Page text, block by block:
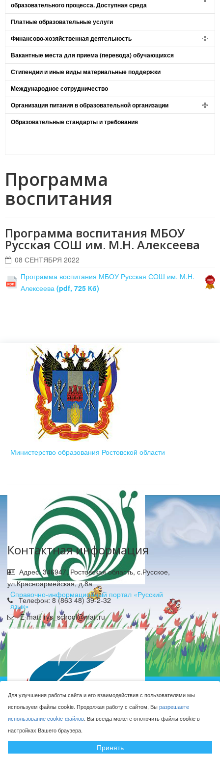
образовательного процесса. Доступная среда
Платные образовательные услуги
Финансово-хозяйственная деятельность
Вакантные места для приема (перевода) обучающихся
Стипендии и иные виды материальные поддержки
Международное сотрудничество
Организация питания в образовательной организации
Образовательные стандарты и требования
Программа
воспитания
Программа воспитания МБОУ
Русская СОШ им. М.Н. Алексеева
08 СЕНТЯБРЯ 2022
Программа воспитания МБОУ Русская СОШ им. М.Н.
Алексеева (pdf, 725 Кб)
Министерство образования Ростовской области
Cправочно-информационный портал «Русский
язык»
Федеральный портал «Российское образование»
Контактная информация
Адрес: 346947, Ростовская область, с.Русское,
ул.Красноармейская, д.8а
Телефон: 8 (863 48) 39-2-32
E-mail: rys_school@mail.ru
учреждение Русская средняя общеобразовательная
школа имени Героя Советского Союза М.Н. Алексеева © 2016-
2026
Сделано с ❤ в
Для улучшения работы сайта и его взаимодействия с пользователями мы
используем файлы cookie. Продолжая работу с сайтом, Выразрешаете
использование cookie-файлов. Вы всегда можете отключить файлы cookie в
настройках Вашего браузера.
Принять